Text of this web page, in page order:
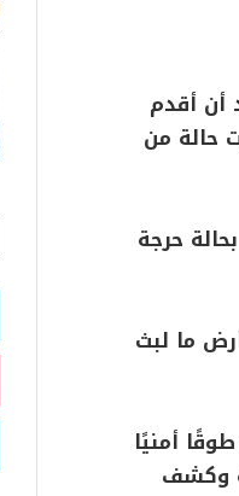
أن أقدم
حالة من
حرجة
ما لبث
أمنيًا
وكشف